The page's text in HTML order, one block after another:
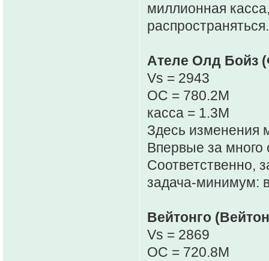
миллионная
распространяться.
Ателе Олд Бойз
Vs = 2943
OC = 780.2M
касса = 1.3M
Здесь
Впервые за много
Соответственно,
задача-минимум:
Вейтонго
Vs = 2869
OC = 720.8M